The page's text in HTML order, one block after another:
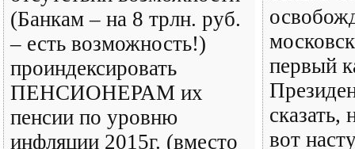
(Банкам – на 8 трлн. руб.
– есть возможность!)
проиндексировать
ПЕНСИОНЕРАМ их
пенсии по уровню
инфляции 2015г. (вместо
первый
вот